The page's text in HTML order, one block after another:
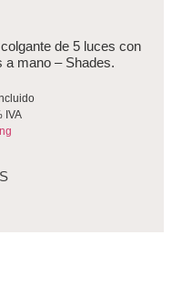
de 5 luces con
a mano – Shades.
IVA